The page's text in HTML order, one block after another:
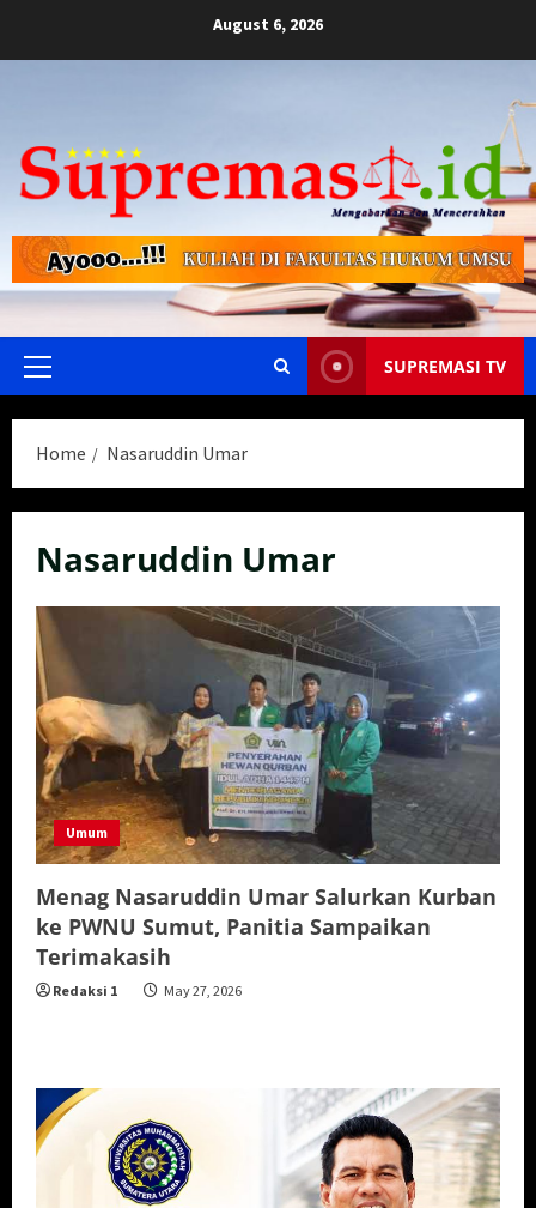
August 6, 2026
Primary
SUPREMASI TV
Home Nasaruddin Umar
Nasaruddin Umar
Umum
Menag Nasaruddin Umar Salurkan Kurban
ke PWNU Sumut, Panitia Sampaikan
Terimakasih
Redaksi 1 May 27, 2026